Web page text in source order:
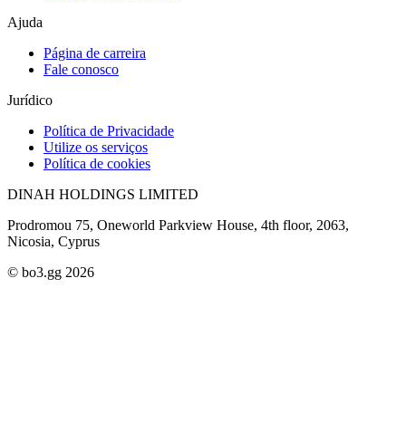
Ajuda
Página de carreira
Fale conosco
Jurídico
Política de Privacidade
Utilize os serviços
Política de cookies
DINAH HOLDINGS LIMITED
Prodromou 75, Oneworld Parkview House, 4th floor, 2063,
Nicosia, Cyprus
© bo3.gg 2026